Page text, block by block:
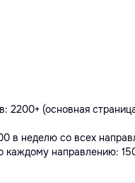
2200+ (основная
в неделю со всех
каждому направлению: